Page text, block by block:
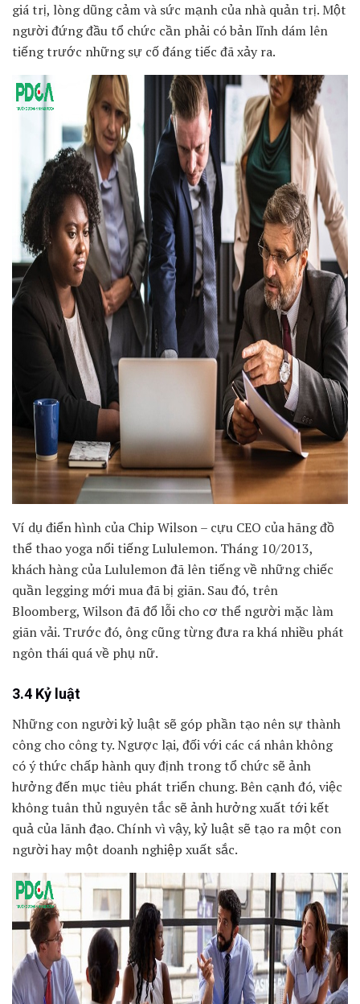
giá trị, lòng dũng cảm và sức mạnh của nhà quản trị. Một
người đứng đầu tổ chức cần phải có bản lĩnh dám lên
tiếng trước những sự cố đáng tiếc đã xảy ra.
Ví dụ điển hình của Chip Wilson – cựu CEO của hãng đồ
thể thao yoga nổi tiếng Lululemon. Tháng 10/2013,
khách hàng của Lululemon đã lên tiếng về những chiếc
quần legging mới mua đã bị giãn. Sau đó, trên
Bloomberg, Wilson đã đổ lỗi cho cơ thể người mặc làm
giãn vải. Trước đó, ông cũng từng đưa ra khá nhiều phát
ngôn thái quá về phụ nữ.
3.4 Kỷ luật
Những con người kỷ luật sẽ góp phần tạo nên sự thành
công cho công ty. Ngược lại, đối với các cá nhân không
có ý thức chấp hành quy định trong tổ chức sẽ ảnh
hưởng đến mục tiêu phát triển chung. Bên cạnh đó, việc
không tuân thủ nguyên tắc sẽ ảnh hưởng xuất tới kết
quả của lãnh đạo. Chính vì vậy, kỷ luật sẽ tạo ra một con
người hay một doanh nghiệp xuất sắc.